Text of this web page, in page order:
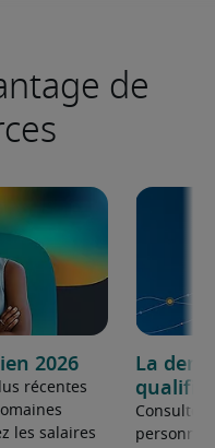
de
2026
récentes
les salaires
La
qualifié
Consultez
personnel